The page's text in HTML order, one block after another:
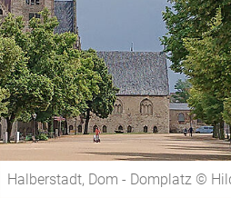
Halberstadt, Dom - Domplatz ©